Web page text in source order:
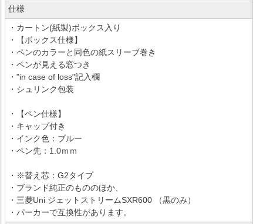
仕様
・カートン(紙製)ボックス入り
・【ボックス仕様】
・ペンのカラーと同色の紙スリーブ巻き
・ペンが見える窓つき
・"in case of loss"記入欄
・シュリンク包装
・【ペン仕様】
・キャップ付き
・インク色：ブルー
・ペン先：1.0ｍｍ
・※替え芯：G2タイプ
・ブランド純正のもののほか、
・三菱Uni ジェットストリームSXR600 （黒のみ）
・パーカーで互換性があります。